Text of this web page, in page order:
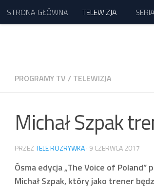
Przejdź do treści
STRONA GŁÓWNA TELEWIZJA
PROGRAMY TV / TELEWIZJA
Michał Szpak
PRZEZTELE ROZRYWKA· 9 CZERWCA 2017
Ósma edycja „The Voice of
Michał Szpak, który jako trener